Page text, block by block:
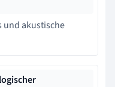
und akustische